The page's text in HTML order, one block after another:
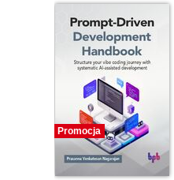
Promocja